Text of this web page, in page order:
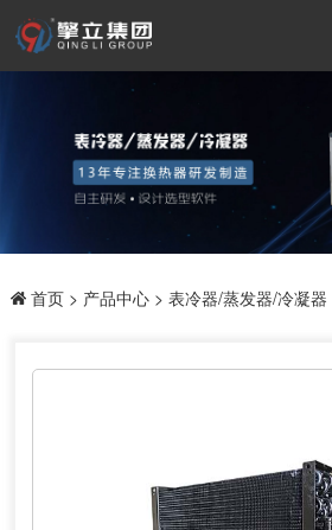
首页> 产品中心> 表冷器/蒸发器/冷凝器